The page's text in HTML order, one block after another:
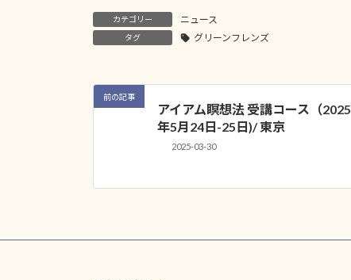
カテゴリー ニュース
タグ グリーンフレンズ
前の記事
アイアム瞑想法 受講コース（2025
年5月24日-25日)/ 東京
2025-03-30